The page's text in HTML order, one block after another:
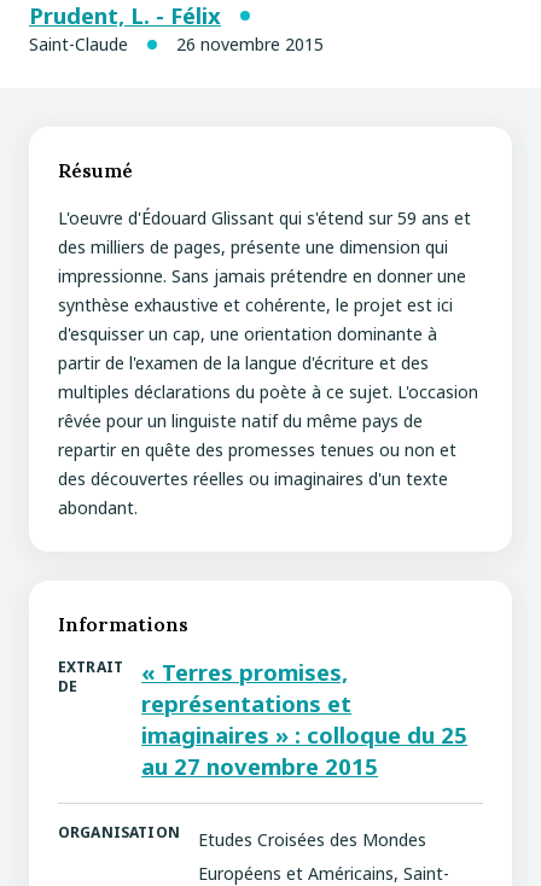
Prudent, L. - Félix
Saint-Claude 26 novembre 2015
Résumé
L'oeuvre d'Édouard Glissant qui s'étend sur 59 ans et
des milliers de pages, présente une dimension qui
impressionne. Sans jamais prétendre en donner une
synthèse exhaustive et cohérente, le projet est ici
d'esquisser un cap, une orientation dominante à
partir de l'examen de la langue d'écriture et des
multiples déclarations du poète à ce sujet. L'occasion
rêvée pour un linguiste natif du même pays de
repartir en quête des promesses tenues ou non et
des découvertes réelles ou imaginaires d'un texte
abondant.
Informations
EXTRAIT
DE
« Terres promises,
représentations et
imaginaires » : colloque du 25
au 27 novembre 2015
ORGANISATION
Etudes Croisées des Mondes
Européens et Américains, Saint-